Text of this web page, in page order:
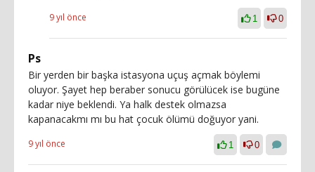
9 yıl önce 1 0
Ps
Bir yerden bir başka istasyona uçuş açmak böylemi
oluyor. Şayet hep beraber sonucu görülücek ise bugüne
kadar niye beklendi. Ya halk destek olmazsa
kapanacakmı mı bu hat çocuk ölümü doğuyor yani.
9 yıl önce 1 0